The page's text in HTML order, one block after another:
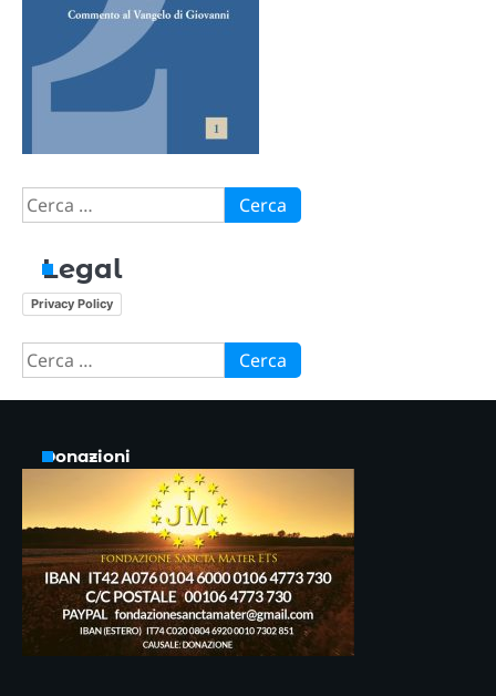
Ricerca
per:
Legal
Privacy Policy
Ricerca
per:
Donazioni